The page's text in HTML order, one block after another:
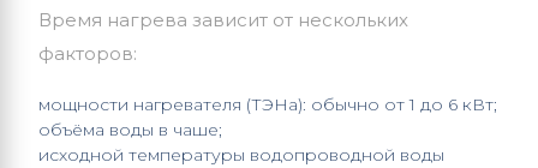
Время нагрева зависит от нескольких
факторов:
мощности нагревателя (ТЭНа): обычно от 1 до 6 кВт;
объёма воды в чаше;
исходной температуры водопроводной воды